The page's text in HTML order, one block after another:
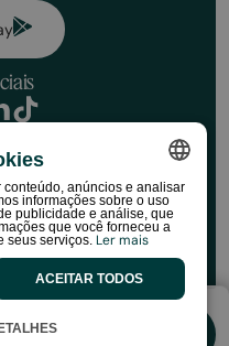
social
HolaCamp
reservados
SPANISH
ENGLISH
CATALAN
anúncios e analisar
informações sobre o uso
publicidade e análise, que
que você forneceu a
seus serviços. Ler mais
ACEITAR TODOS